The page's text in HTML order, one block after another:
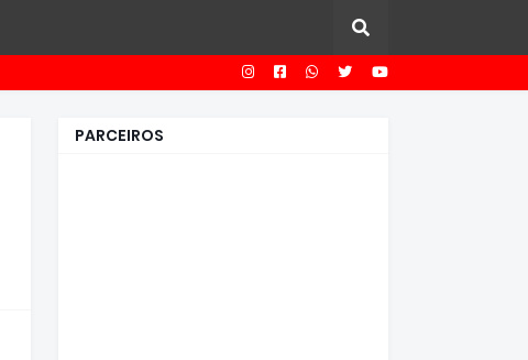
PARCEIROS